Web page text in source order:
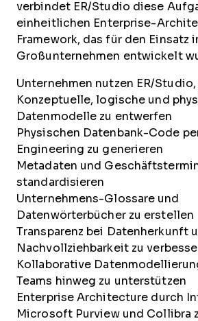
verbindet ER/Studio diese
einheitlichen Enterprise-
Framework, das für den Einsatz
Großunternehmen entwickelt
Unternehmen nutzen ER/Studio,
Konzeptuelle, logische und
Datenmodelle zu entwerfen
Physischen Datenbank-Code
Engineering zu generieren
Metadaten und
standardisieren
Unternehmens-Glossare und
Datenwörterbücher zu erstellen
Transparenz bei Datenherkunft
Nachvollziehbarkeit zu
Kollaborative
Teams hinweg zu unterstützen
Enterprise Architecture durch
Microsoft Purview und Collibra